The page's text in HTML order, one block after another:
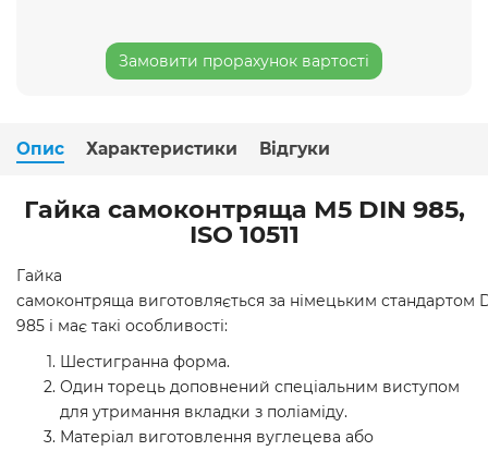
Замовити прорахунок вартості
Опис Характеристики Відгуки
Гайка самоконтряща М5 DIN 985,
ISO 10511
Гайка
самоконтряща виготовляється за німецьким стандартом
985 і має такі особливості:
Шестигранна форма.
Один торець доповнений спеціальним виступом
для утримання вкладки з поліаміду.
Матеріал виготовлення вуглецева або